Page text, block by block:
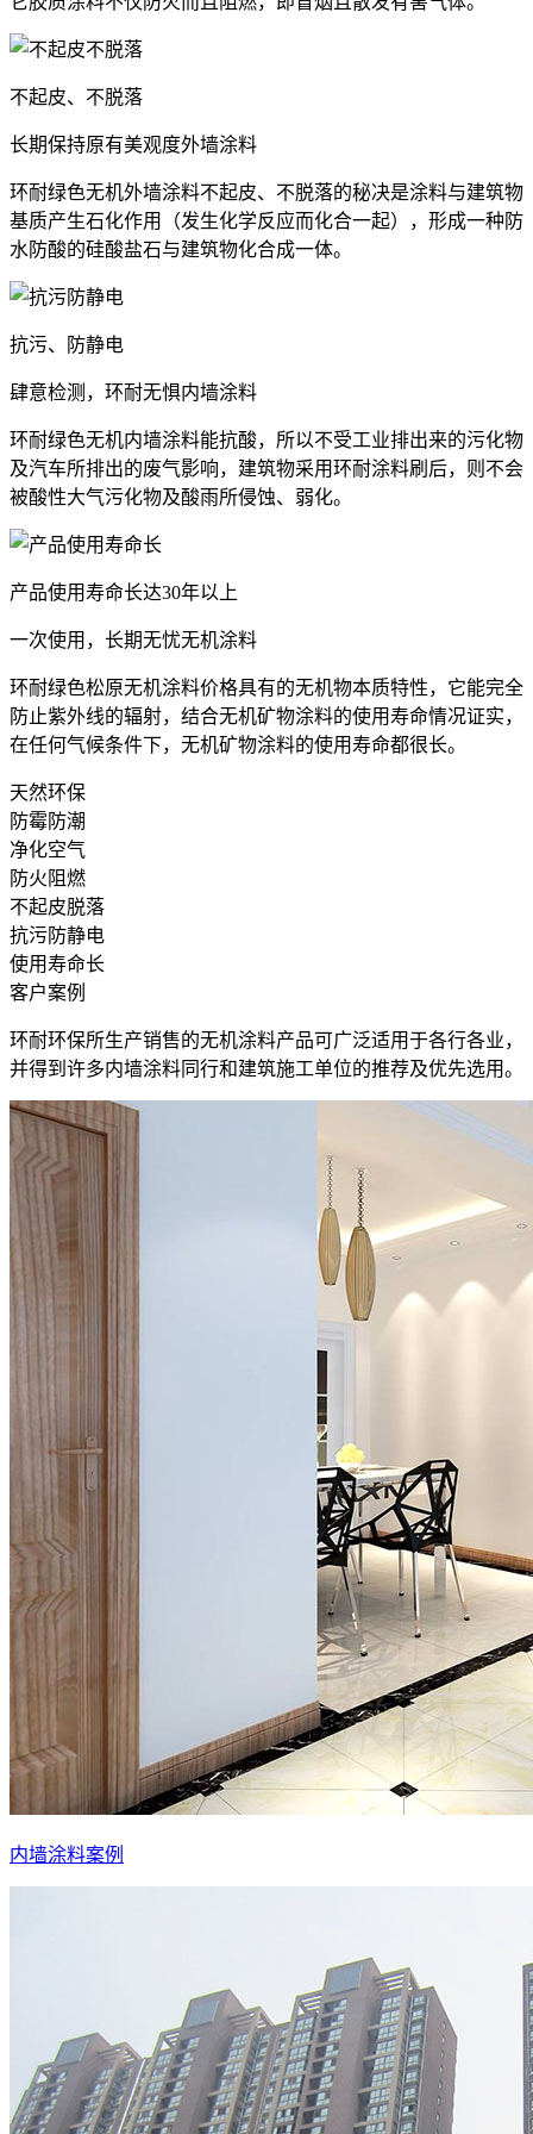
不起皮、不脱落
长期保持原有美观度外墙涂料
环耐绿色无机外墙涂料不起皮、不脱落的秘决是涂料与建筑物
基质产生石化作用（发生化学反应而化合一起），形成一种防
水防酸的硅酸盐石与建筑物化合成一体。
抗污、防静电
肆意检测，环耐无惧内墙涂料
环耐绿色无机内墙涂料能抗酸，所以不受工业排出来的污化物
及汽车所排出的废气影响，建筑物采用环耐涂料刷后，则不会
被酸性大气污化物及酸雨所侵蚀、弱化。
产品使用寿命长达30年以上
一次使用，长期无忧无机涂料
环耐绿色松原无机涂料价格具有的无机物本质特性，它能完全
防止紫外线的辐射，结合无机矿物涂料的使用寿命情况证实，
在任何气候条件下，无机矿物涂料的使用寿命都很长。
天然环保
防霉防潮
净化空气
防火阻燃
不起皮脱落
抗污防静电
使用寿命长
客户案例
环耐环保所生产销售的无机涂料产品可广泛适用于各行各业，
并得到许多内墙涂料同行和建筑施工单位的推荐及优先选用。
内墙涂料案例